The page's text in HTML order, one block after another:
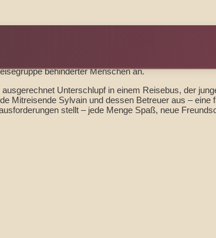
behinderter Menschen an.
Unterschlupf in einem Reisebus, der
Mitreisende Sylvain und dessen Betreuer aus –
stellt – jede Menge Spaß, neue